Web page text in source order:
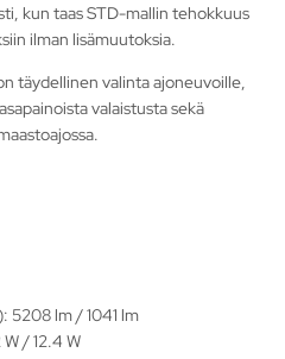
kun taas STD-mallin tehokkuus
ilman lisämuutoksia.
täydellinen valinta ajoneuvoille,
valaistusta sekä
5208 lm / 1041 lm
/ 12.4 W